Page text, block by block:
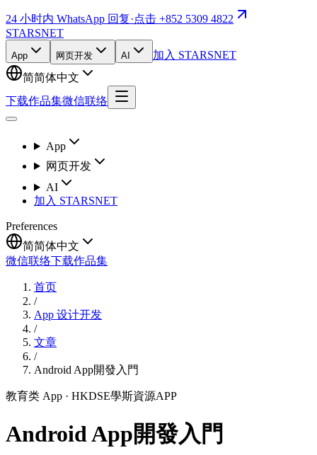
24 小时内 WhatsApp 回复·点击 +852 5309 4822
STARSNET
App 网页开发 AI
加入 STARSNET
简简体中文
下载作品集微信联络
App
网页开发
AI
加入 STARSNET
Preferences
简简体中文
微信联络下载作品集
首页
/
App 设计开发
/
文章
/
Android App開發入門
教育类 App · HKDSE學斯資源APP
Android App開發入門